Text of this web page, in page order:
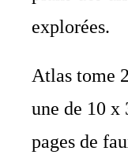
explorées.
Atlas tome
une de 10 x
pages de